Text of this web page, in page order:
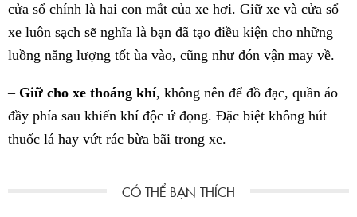
cửa sổ chính là hai con mắt của xe hơi. Giữ xe và cửa sổ
xe luôn sạch sẽ nghĩa là bạn đã tạo điều kiện cho những
luồng năng lượng tốt ùa vào, cũng như đón vận may về.
– Giữ cho xe thoáng khí, không nên để đồ đạc, quần áo
đầy phía sau khiến khí độc ứ đọng. Đặc biệt không hút
thuốc lá hay vứt rác bừa bãi trong xe.